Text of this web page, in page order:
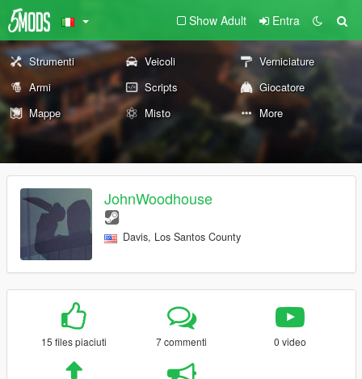
Show Adult Entra
Strumenti Veicoli
Verniciature
Armi
Scripts
Giocatore
Mappe
Misto More
JohnWoodhouse
Davis, Los Santos County
15 files piaciuti 7 commenti 0 video